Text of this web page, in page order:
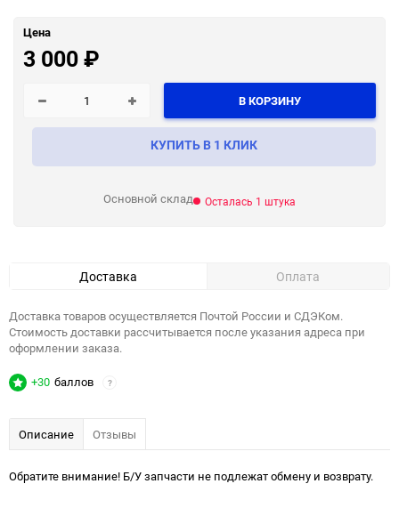
Цена
3 000₽
В КОРЗИНУ
КУПИТЬ В 1 КЛИК
Основной склад Осталась 1 штука
Доставка Оплата
Доставка товаров осуществляется Почтой России и СДЭКом.
Стоимость доставки рассчитывается после указания адреса при
оформлении заказа.
+30 баллов ?
Описание Отзывы
Обратите внимание! Б/У запчасти не подлежат обмену и возврату.